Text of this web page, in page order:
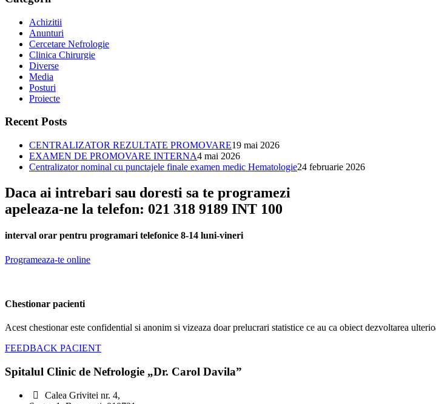
Achizitii
Anunturi
Cercetare Nefrologie
Clinica Chirurgie
Diverse
Media
Posturi
Proiecte
Recent Posts
CENTRALIZATOR REZULTATE PROMOVARE19 mai 2026
EXAMEN DE PROMOVARE INTERNA4 mai 2026
Centralizator nominal cu punctajele finale examen medic Hematologie24 februarie 2026
Daca ai intrebari sau doresti sa te programezi
apeleaza-ne la telefon: 021 318 9189 INT 100
interval orar pentru programari telefonice 8-14 luni-vineri
Programeaza-te online
Chestionar pacienti
Acest chestionar este confidential si anonim si vizeaza doar prelucrari statistice ce au ca obiect dezvoltarea
FEEDBACK PACIENT
Spitalul Clinic de Nefrologie „Dr. Carol Davila”
Calea Grivitei nr. 4,